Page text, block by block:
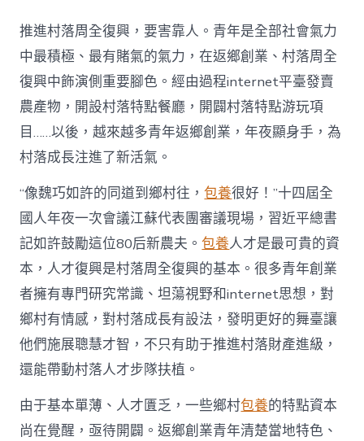
落
財
產
復
興
注
進
人
水
甜
心
寶
物
查
包
養
網
_
中
中
推進村落周全復興，要害靠人。青年是全部社會氣力
中最積極、最有賭氣的氣力，在返鄉創業、村落周全
復興中飾演側重要腳色。經由過程internet平臺發賣
農產物，開設村落特點餐廳，開闢村落特點游玩項
目……以後，越來越多青年返鄉創業，年夜顯身手，為
村落成長注進了新活氣。
“像魏巧如許的同道到鄉村往，包養很好！”十四屆全
國人年夜一次會議江蘇代表團審議現場，習近平總書
記如許鼓勵這位80后新農夫。包養人才是最可貴的資
本，人才復興是村落周全復興的基本。很多青年創業
者擁有專門研究常識、坦蕩視野和internet思想，對
鄉村有情感，對村落成長有設法，發明更好的舞臺讓
他們施展聰慧才智，不只有助于推進村落財產進級，
還能帶動村落人才步隊扶植。
由于基本單薄、人才匱乏，一些鄉村包養的特點資本
尚在覺醒，亟待開闢。返鄉創業青年清楚當地特色、